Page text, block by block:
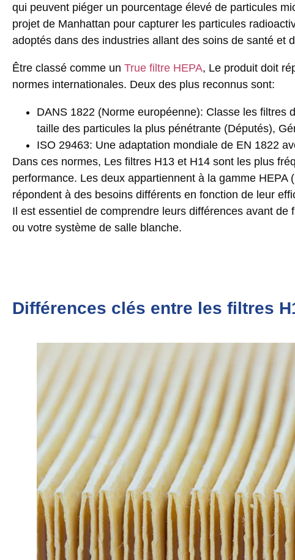
qui peuvent piéger un pourcentage élevé de particules
projet de Manhattan pour capturer les particules
adoptés dans des industries allant des soins de santé et
Être classé comme un True filtre HEPA, Le produit doit
normes internationales. Deux des plus reconnus sont:
DANS 1822 (Norme européenne): Classe les filtres
taille des particules la plus pénétrante (Députés),
ISO 29463: Une adaptation mondiale de EN 1822
Dans ces normes, Les filtres H13 et H14 sont les plus
performance. Les deux appartiennent à la gamme HEPA
répondent à des besoins différents en fonction de leur
Il est essentiel de comprendre leurs différences avant
ou votre système de salle blanche.
Différences clés entre les filtres